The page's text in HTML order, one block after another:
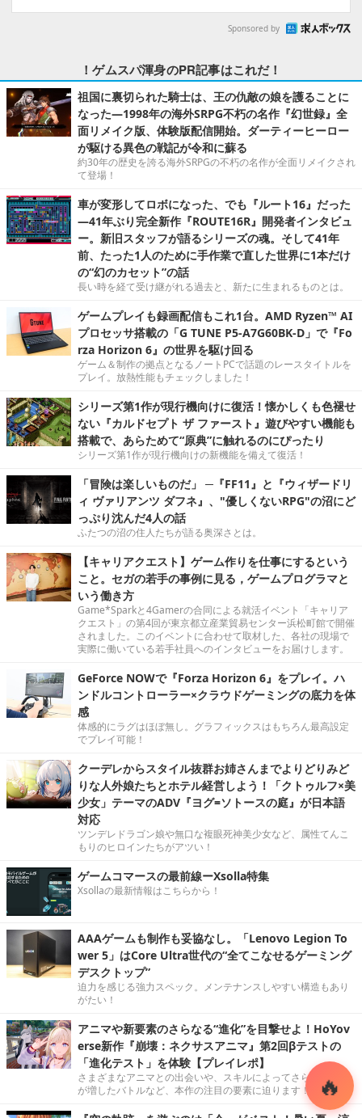
Sponsored by
！ゲムスパ渾身のPR記事はこれだ！
祖国に裏切られた騎士は、王の仇敵の娘を護ることに
なった―1998年の海外SRPG不朽の名作『幻世録』全
面リメイク版、体験版配信開始。ダーティーヒーロー
が駆ける異色の戦記が令和に蘇る
約30年の歴史を誇る海外SRPGの不朽の名作が全面リメイクされ
て登場！
車が変形してロボになった、でも『ルート16』だった
―41年ぶり完全新作『ROUTE16R』開発者インタビュ
ー。新旧スタッフが語るシリーズの魂。そして41年
前、たった1人のために手作業で直した世界に1本だけ
の“幻のカセット”の話
長い時を経て受け継がれる過去と、新たに生まれるものとは。
ゲームプレイも録画配信もこれ1台。AMD Ryzen™ AI
プロセッサ搭載の「G TUNE P5-A7G60BK-D」で『Fo
rza Horizon 6』の世界を駆け回る
ゲーム＆制作の拠点となるノートPCで話題のレースタイトルを
プレイ。放熱性能もチェックしました！
シリーズ第1作が現行機向けに復活！懐かしくも色褪せ
ない『カルドセプト ザ ファースト』遊びやすい機能も
搭載で、あらためて“原典”に触れるのにぴったり
シリーズ第1作が現行機向けの新機能を備えて復活！
「冒険は楽しいものだ」 ─『FF11』と『ウィザードリ
ィ ヴァリアンツ ダフネ』、"優しくないRPG"の沼にど
っぷり沈んだ4人の話
ふたつの沼の住人たちが語る奥深さとは。
【キャリアクエスト】ゲーム作りを仕事にするという
こと。セガの若手の事例に見る，ゲームプログラマと
いう働き方
Game*Sparkと4Gamerの合同による就活イベント「キャリア
クエスト」の第4回が東京都立産業貿易センター浜松町館で開催
されました。このイベントに合わせて取材した、各社の現場で
実際に働いている若手社員へのインタビューをお届けします。
GeForce NOWで『Forza Horizon 6』をプレイ。ハ
ンドルコントローラー×クラウドゲーミングの底力を体
感
体感的にラグはほぼ無し。グラフィックスはもちろん最高設定
でプレイ可能！
クーデレからスタイル抜群お姉さんまでよりどりみど
りな人外娘たちとホテル経営しよう！「クトゥルフ×美
少女」テーマのADV『ヨグ=ソトースの庭』が日本語
対応
ツンデレドラゴン娘や無口な複眼死神美少女など、属性てんこ
もりのヒロインたちがアツい！
ゲームコマースの最前線ーXsolla特集
Xsollaの最新情報はこちらから！
AAAゲームも制作も妥協なし。「Lenovo Legion To
wer 5」はCore Ultra世代の“全てこなせるゲーミング
デスクトップ”
迫力を感じる強力スペック。メンテナンスしやすい構造もあり
がたい！
アニマや新要素のさらなる“進化”を目撃せよ！HoYov
erse新作『崩壊：ネクサスアニマ』第2回βテストの
「進化テスト」を体験【プレイレポ】
さまざまなアニマとの出会いや、スキルによってさらに戦略性
が増したバトルなど、本作の注目の要素に迫ります！